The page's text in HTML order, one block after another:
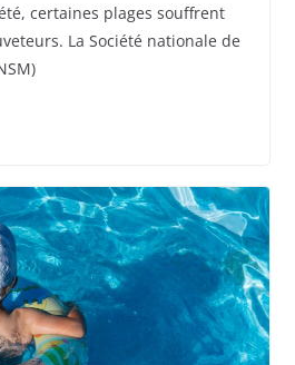
certaines plages souffrent
La Société nationale de